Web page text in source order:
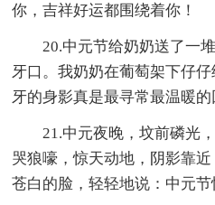
你，吉祥好运都围绕着你！
20.中元节给奶奶送了一堆
牙口。我奶奶在葡萄架下仔
牙的身影真是最寻常最温暖的
21.中元夜晚，坟前磷光，
哭狼嚎，惊天动地，阴影靠
苍白的脸，轻轻地说：中元节